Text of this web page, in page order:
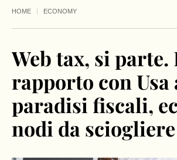
HOME ECONOMY
Web tax, si parte.
rapporto con Usa
paradisi fiscali,
nodi da sciogliere